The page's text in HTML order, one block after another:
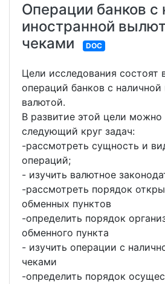
Операции банков с
иностранной
чеками
DOC
Цели исследования состоят
операций банков с наличной
валютой.
В развитие этой цели можно
следующий круг задач:
-рассмотреть сущность и
операций;
- изучить валютное
-рассмотреть порядок
обменных пунктов
-определить порядок
обменного пункта
- изучить операции с
чеками
-определить порядок